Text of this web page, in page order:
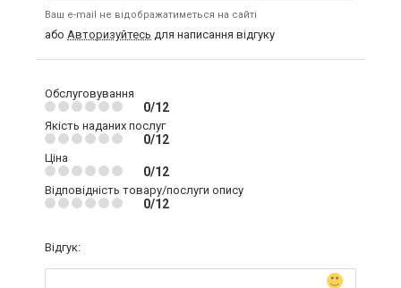
Ваш e-mail не відображатиметься на сайті
або Авторизуйтесь для написання відгуку
Обслуговування
0/12
Якість наданих послуг
0/12
Ціна
0/12
Відповідність товару/послуги опису
0/12
Відгук: